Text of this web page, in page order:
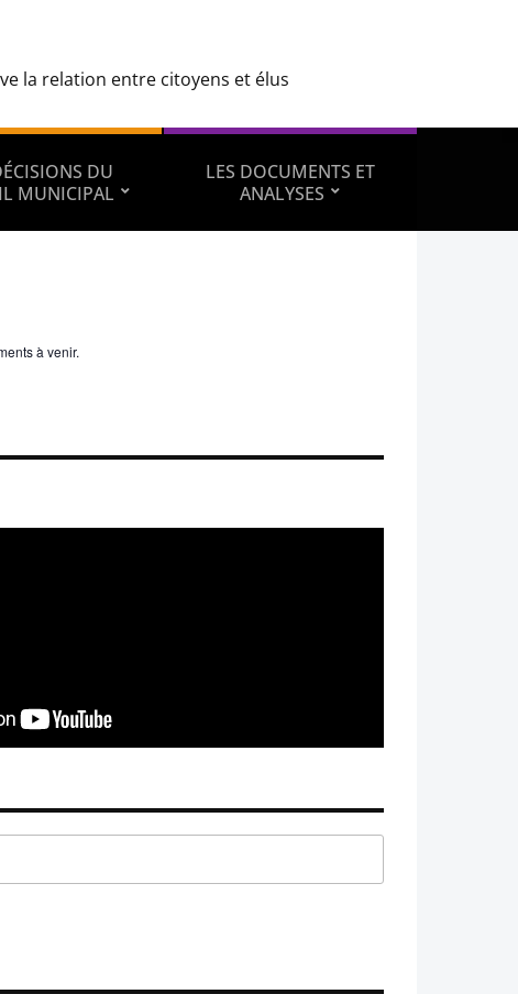
la relation entre citoyens et élus
DU
MUNICIPAL
LES DOCUMENTS ET
ANALYSES
à venir.